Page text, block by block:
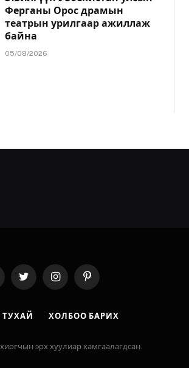
Ферганы Орос драмын
театрын урилгаар ажиллаж
байна
05/08/2026
Twitter InstagramPinterest
ХОЛБОО БАРИХ
эрх хуулиар хамгаалагдсан.